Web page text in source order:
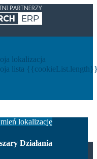
lokalizacja
lista
lokalizację
Działania